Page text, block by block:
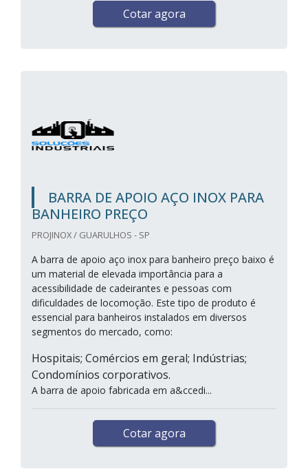
Cotar agora
BARRA DE APOIO AÇO INOX PARA
BANHEIRO PREÇO
PROJINOX / GUARULHOS - SP
A barra de apoio aço inox para banheiro preço baixo é
um material de elevada importância para a
acessibilidade de cadeirantes e pessoas com
dificuldades de locomoção. Este tipo de produto é
essencial para banheiros instalados em diversos
segmentos do mercado, como:
Hospitais; Comércios em geral; Indústrias;
Condomínios corporativos.
A barra de apoio fabricada em a&ccedi...
Cotar agora